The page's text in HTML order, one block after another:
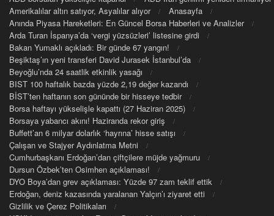
Amerikalılar altın satıyor, Asyalılar alıyor
Anasayfa
Anında Piyasa Hareketleri: En Güncel Borsa Haberleri ve Analizler
Arda Turan İspanya’da ‘vergi yüzsüzleri’ listesine girdi
Bakan Yumaklı açıkladı: Bir günde 67 yangın!
Beşiktaş’ın yeni transferi David Jurasek İstanbul’da
Beyoğlu’nda 24 saatlik etkinlik yasağı
BIST 100 haftalık bazda yüzde 2,19 değer kazandı
BİST’ten haftanın son gününde bir hisseye tedbir
Borsa haftayı yükselişle kapattı (27 Haziran 2025)
Borsaya yabancı akını! Haziranda rekor giriş
Buffett’an 6 milyar dolarlık ‘hayrına’ hisse satışı
Çalışan ve Stajyer Aydınlatma Metni
Cumhurbaşkanı Erdoğan’dan çiftçilere müjde yağmuru
Dursun Özbek’ten Osimhen açıklaması!
DYO Boya’dan grev açıklaması: Yüzde 97 zam teklif ettik
Erdoğan, deniz kazasında yaralanan Yalçın’ı ziyaret etti
Gizlilik ve Çerez Politikaları